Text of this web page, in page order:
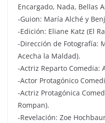
Encargado, Nada, Bellas
-Guion: María Alché y
-Edición: Eliane Katz (El
-Dirección de Fotografía:
Acecha la Maldad).
-Actriz Reparto Comedia:
-Actor Protagónico
-Actriz Protagónica
Rompan).
-Revelación: Zoe